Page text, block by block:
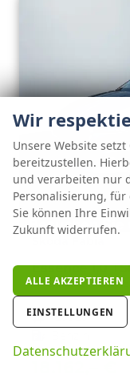
unverbindliche
Fahrzeugnr. 125929
Wir
Unsere Website
bereitzustellen.
und verarbeiten nur
Personalisierung,
Sie können Ihre
Zukunft widerrufen.
ALLE AKZEPTIEREN
EINSTELLUNGEN